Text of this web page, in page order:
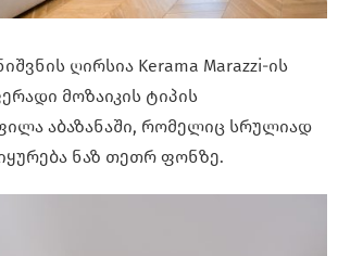
ღირსია Kerama Marazzi-ის
მოზაიკის ტიპის
აბაზანაში, რომელიც სრულიად
ნაზ თეთრ ფონზე.